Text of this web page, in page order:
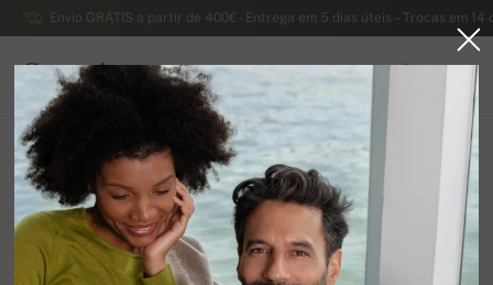
Envio GRÁTIS a partir de 400€ - Entrega em 5 dias úteis – Trocas em
Caxemira
PORTUGAL
Página principal
Suéteres masculinos de caxemira
Suéteres masculinos com zíper